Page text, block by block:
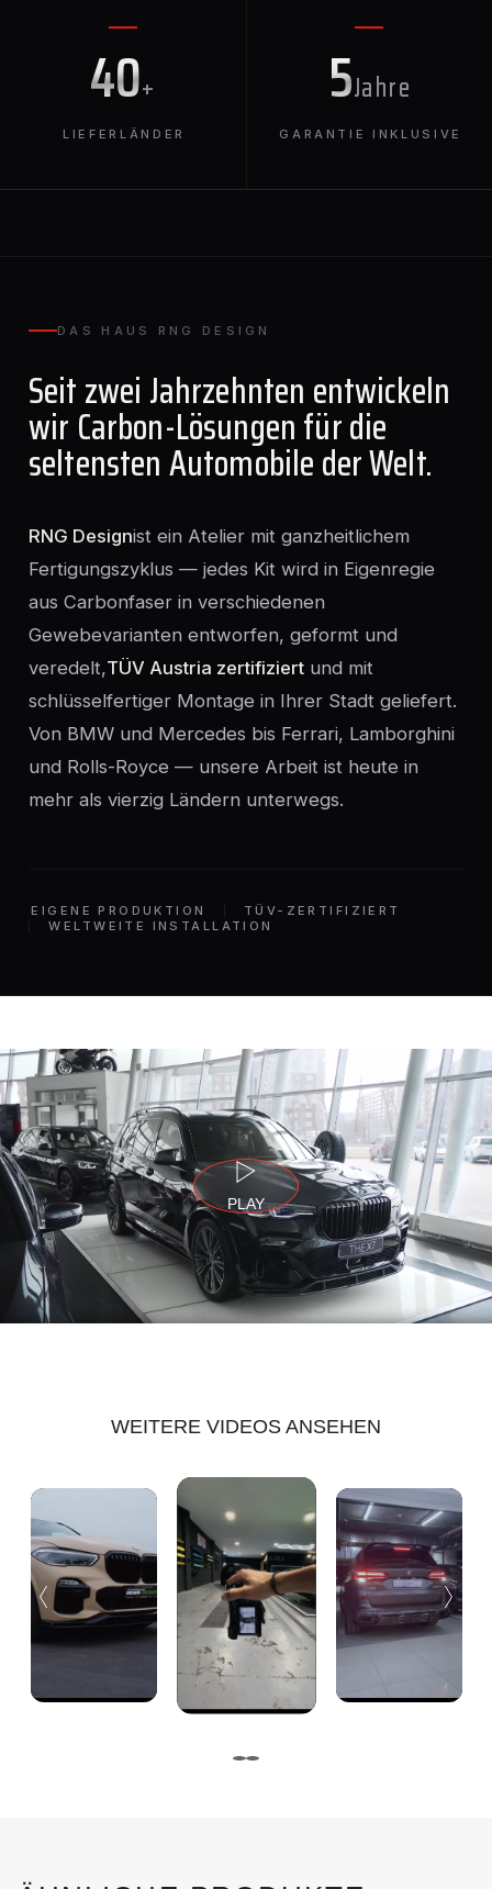
40+
LIEFERLÄNDER
5Jahre
GARANTIE INKLUSIVE
DAS HAUS RNG DESIGN
Seit zwei Jahrzehnten entwickeln
wir Carbon-Lösungen für die
seltensten Automobile der Welt.
RNG Designist ein Atelier mit ganzheitlichem
Fertigungszyklus — jedes Kit wird in Eigenregie
aus Carbonfaser in verschiedenen
Gewebevarianten entworfen, geformt und
veredelt,TÜV Austria zertifiziert und mit
schlüsselfertiger Montage in Ihrer Stadt geliefert.
Von BMW und Mercedes bis Ferrari, Lamborghini
und Rolls-Royce — unsere Arbeit ist heute in
mehr als vierzig Ländern unterwegs.
EIGENE PRODUKTION
TÜV-ZERTIFIZIERT
WELTWEITE INSTALLATION
PLAY
WEITERE VIDEOS ANSEHEN